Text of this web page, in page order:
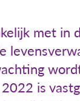
met in
is